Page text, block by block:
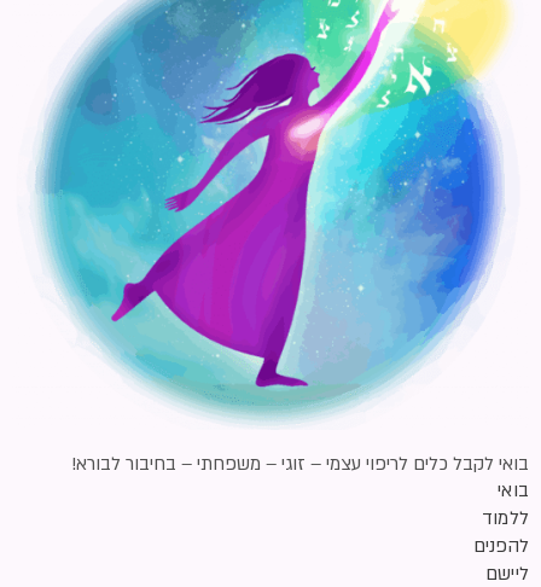
בואי לקבל כלים לריפוי עצמי – זוגי – משפחתי – בחיבור לבורא!
בואי
ללמוד
להפנים
ליישם